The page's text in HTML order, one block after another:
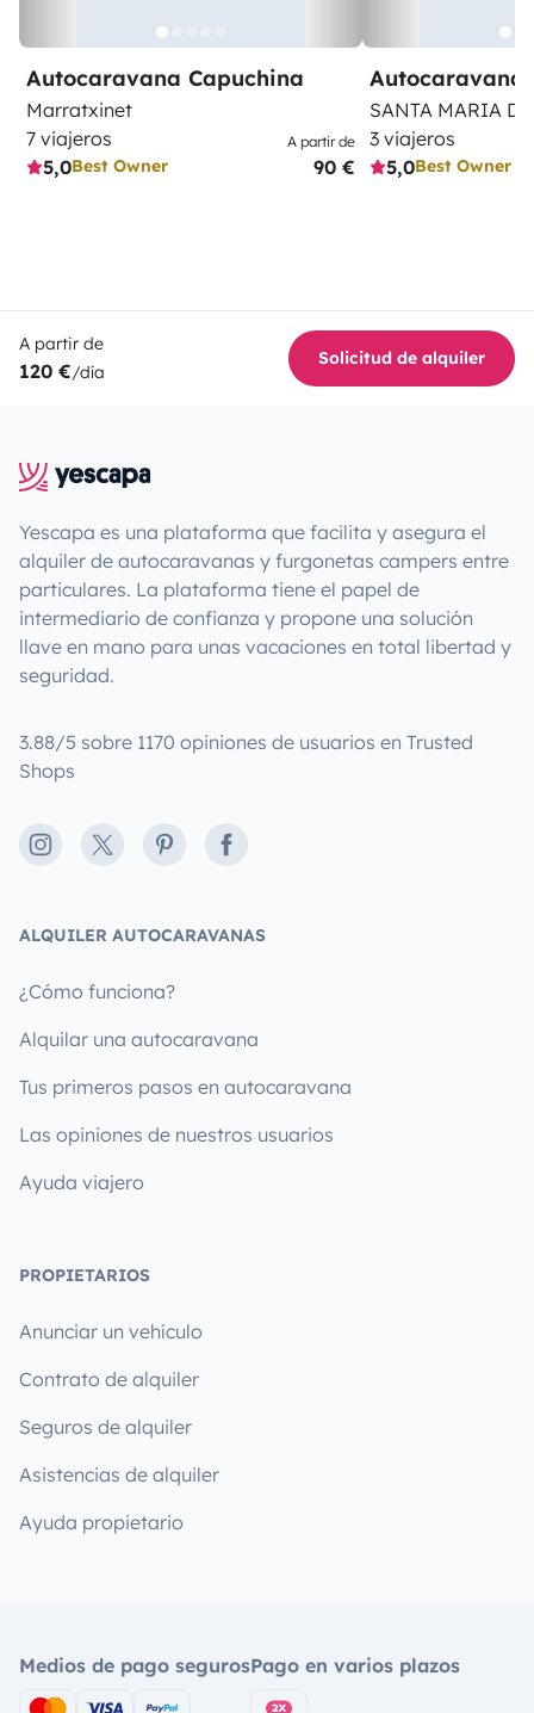
Autocaravana Capuchina
Marratxinet
7 viajeros
5,0Best Owner
A partir de
90 €
Autocaravana
SANTA MARIA
3 viajeros
5,0Best Owner
A partir de
120 €/día
Solicitud de alquiler
Yescapa es una plataforma que facilita y asegura el
alquiler de autocaravanas y furgonetas campers entre
particulares. La plataforma tiene el papel de
intermediario de confianza y propone una solución
llave en mano para unas vacaciones en total libertad y
seguridad.
3.88/5 sobre 1170 opiniones de usuarios en Trusted
Shops
Instagram
X PinterestFacebook
ALQUILER AUTOCARAVANAS
¿Cómo funciona?
Alquilar una autocaravana
Tus primeros pasos en autocaravana
Las opiniones de nuestros usuarios
Ayuda viajero
PROPIETARIOS
Anunciar un vehículo
Contrato de alquiler
Seguros de alquiler
Asistencias de alquiler
Ayuda propietario
Medios de pago segurosPago en varios plazos